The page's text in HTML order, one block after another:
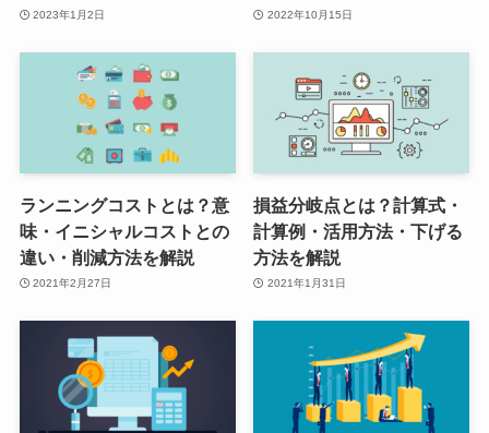
2023年1月2日 2022年10月15日
ランニングコストとは？意
味・イニシャルコストとの
違い・削減方法を解説
2021年2月27日
損益分岐点とは？計算式・
計算例・活用方法・下げる
方法を解説
2021年1月31日